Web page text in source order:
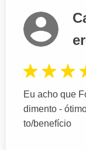
Eu acho que
dimento -
to/benefício